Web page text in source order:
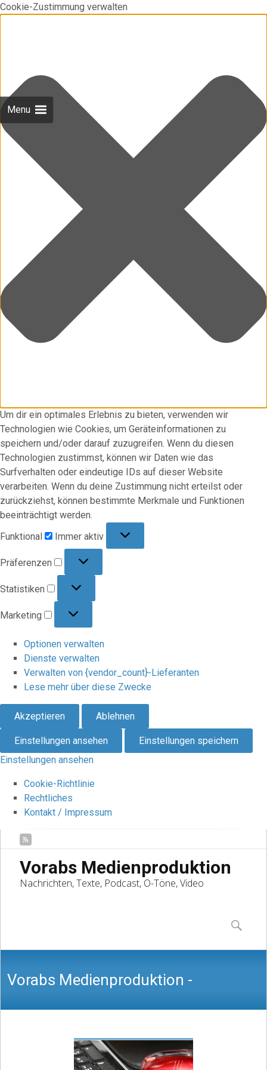
Cookie-Zustimmung verwalten
Um dir ein optimales Erlebnis zu bieten, verwenden wir
Technologien wie Cookies, um Geräteinformationen zu
speichern und/oder darauf zuzugreifen. Wenn du diesen
Technologien zustimmst, können wir Daten wie das
Surfverhalten oder eindeutige IDs auf dieser Website
verarbeiten. Wenn du deine Zustimmung nicht erteilst oder
zurückziehst, können bestimmte Merkmale und Funktionen
beeinträchtigt werden.
Funktional
Immer aktiv
Präferenzen
Statistiken
Marketing
Optionen verwalten
Dienste verwalten
Verwalten von {vendor_count}-Lieferanten
Lese mehr über diese Zwecke
Akzeptieren Ablehnen
Einstellungen ansehen
Einstellungen speichern
Einstellungen ansehen
Cookie-Richtlinie
Rechtliches
Kontakt / Impressum
Vorabs Medienproduktion
Nachrichten, Texte, Podcast, O-Töne, Video
Menu
content
Suchen
nach:
Vorabs Medienproduktion -
Nachrichten, Texte, Podcast, O-Töne,